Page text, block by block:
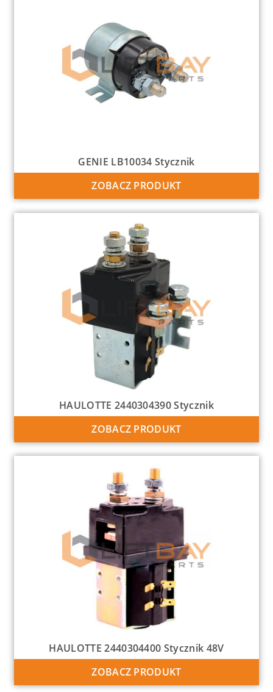
GENIE LB10034 Stycznik
ZOBACZ PRODUKT
HAULOTTE 2440304390 Stycznik
ZOBACZ PRODUKT
HAULOTTE 2440304400 Stycznik 48V
ZOBACZ PRODUKT